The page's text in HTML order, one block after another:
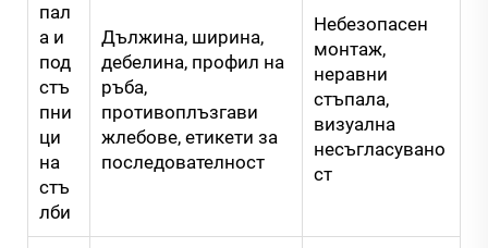
пал
а и
под
стъ
пни
ци
на
стъ
лби
Дължина, ширина,
дебелина, профил на
ръба,
противоплъзгави
жлебове, етикети за
последователност
Небезопасен
монтаж,
неравни
стъпала,
визуална
несъгласувано
ст